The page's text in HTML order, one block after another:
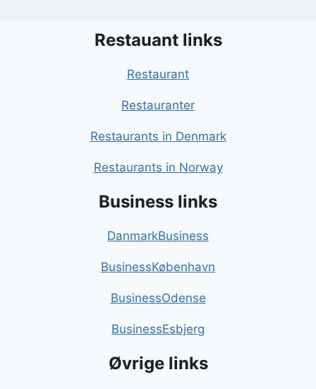
Restauant links
Restaurant
Restauranter
Restaurants in Denmark
Restaurants in Norway
Business links
DanmarkBusiness
BusinessKøbenhavn
BusinessOdense
BusinessEsbjerg
Øvrige links